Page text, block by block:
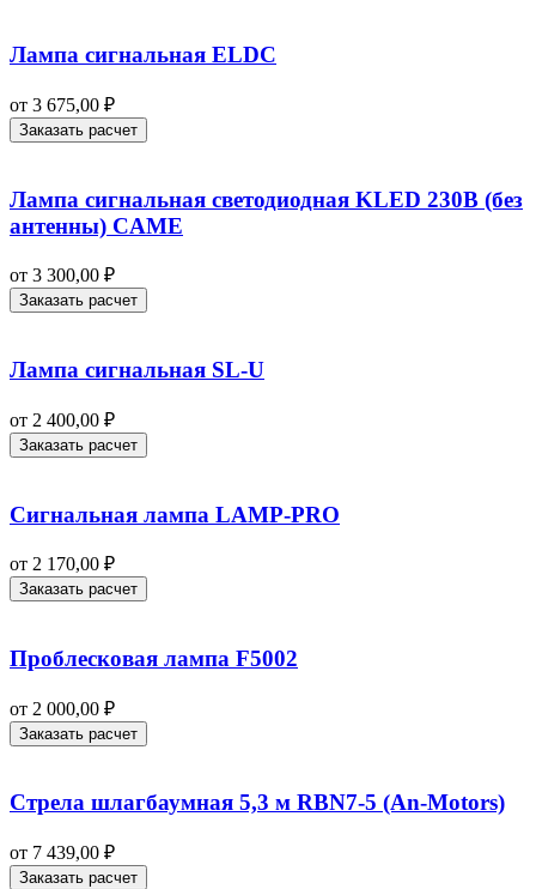
Лампа сигнальная ELDC
от 3 675,00 ₽
Заказать расчет
Лампа сигнальная светодиодная KLED 230В (без
антенны) CAME
от 3 300,00 ₽
Заказать расчет
Лампа сигнальная SL-U
от 2 400,00 ₽
Заказать расчет
Сигнальная лампа LAMP‑PRO
от 2 170,00 ₽
Заказать расчет
Проблесковая лампа F5002
от 2 000,00 ₽
Заказать расчет
Стрела шлагбаумная 5,3 м RBN7-5 (An-Motors)
от 7 439,00 ₽
Заказать расчет